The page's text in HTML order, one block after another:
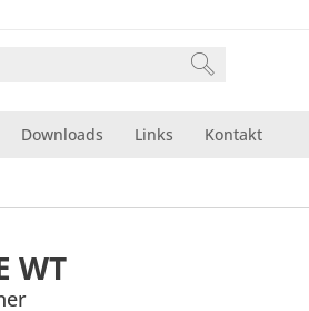
Downloads Links Kontakt
WT